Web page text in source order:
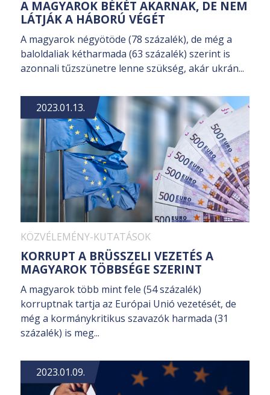
A MAGYAROK BÉKÉT AKARNAK, DE NEM
LÁTJÁK A HÁBORÚ VÉGÉT
A magyarok négyötöde (78 százalék), de még a
baloldaliak kétharmada (63 százalék) szerint is
azonnali tűzszünetre lenne szükség, akár ukrán...
KÖZVÉLEMÉNY-KUTATÁSOK
2023.01.13.
KORRUPT A BRÜSSZELI VEZETÉS A
MAGYAROK TÖBBSÉGE SZERINT
A magyarok több mint fele (54 százalék)
korruptnak tartja az Európai Unió vezetését, de
még a kormánykritikus szavazók harmada (31
százalék) is meg...
2023.01.09.